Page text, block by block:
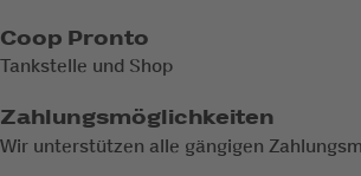
Coop Pronto
Tankstelle und Shop
Zahlungsmöglichkeiten
Wir unterstützen alle gängigen